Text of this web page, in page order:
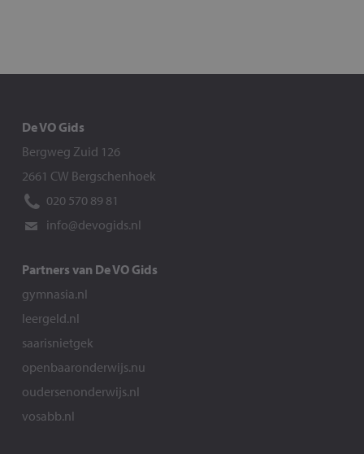
De VO Gids
Bergweg Zuid 126
2661 CW Bergschenhoek
020 570 89 81
info@devogids.nl
Partners van De VO Gids
gymnasia.nl
leergeld.nl
saarisnietgek
openbaaronderwijs.nu
oudersenonderwijs.nl
vosabb.nl